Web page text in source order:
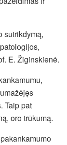
sutrikdymą,
E. Žiginskienė.
Taip pat
oro trūkumą.